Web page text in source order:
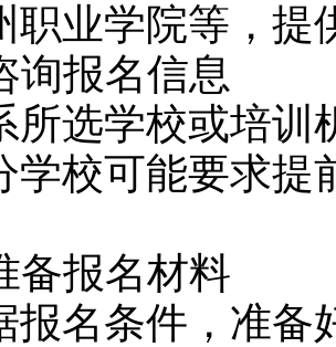
职业学院等，提
报名信息
学校或培训
学校可能要求提
报名材料
条件，准备